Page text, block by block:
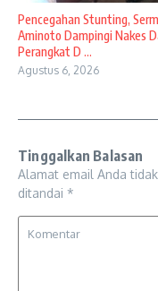
Pencegahan Stunting,
Aminoto Dampingi Nakes
Perangkat D ...
Agustus 6, 2026
Tinggalkan Balasan
Alamat email Anda
ditandai *